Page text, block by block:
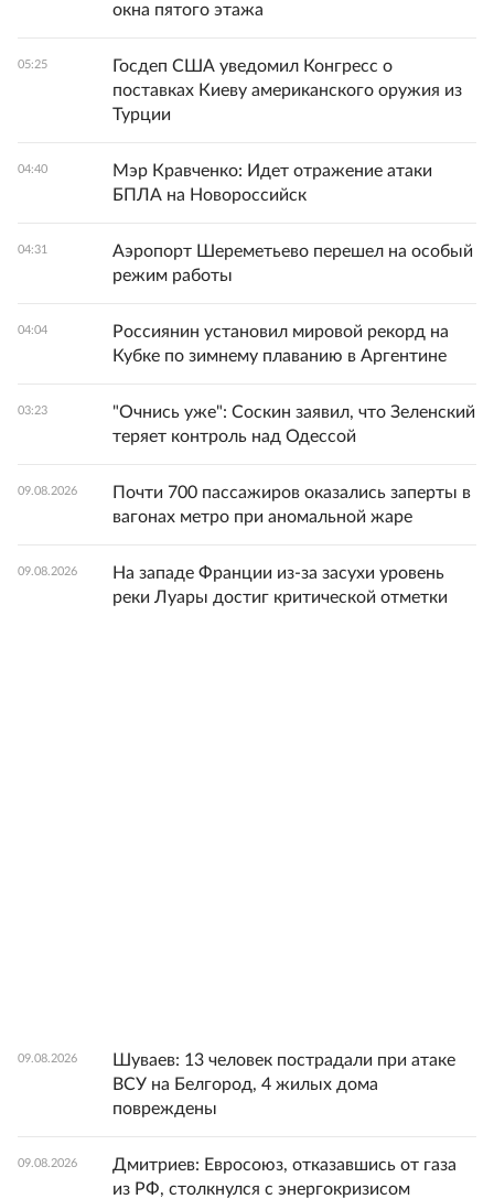
окна пятого этажа
05:25
Госдеп США уведомил Конгресс о
поставках Киеву американского оружия из
Турции
04:40
Мэр Кравченко: Идет отражение атаки
БПЛА на Новороссийск
04:31
Аэропорт Шереметьево перешел на особый
режим работы
04:04
Россиянин установил мировой рекорд на
Кубке по зимнему плаванию в Аргентине
03:23
"Очнись уже": Соскин заявил, что Зеленский
теряет контроль над Одессой
09.08.2026
Почти 700 пассажиров оказались заперты в
вагонах метро при аномальной жаре
09.08.2026
На западе Франции из-за засухи уровень
реки Луары достиг критической отметки
09.08.2026
Шуваев: 13 человек пострадали при атаке
ВСУ на Белгород, 4 жилых дома
повреждены
09.08.2026
Дмитриев: Евросоюз, отказавшись от газа
из РФ, столкнулся с энергокризисом